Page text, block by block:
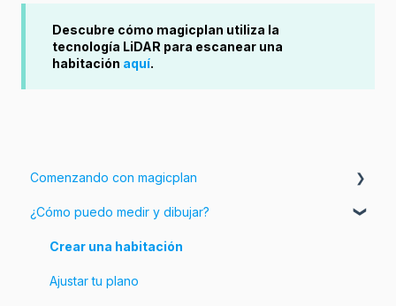
Descubre cómo magicplan utiliza la
tecnología LiDAR para escanear una
habitación aquí.
Comenzando con magicplan
Introducción a magicplan
Comenzando
¿Cómo puedo medir y dibujar?
Crear una habitación
Ajustar tu plano